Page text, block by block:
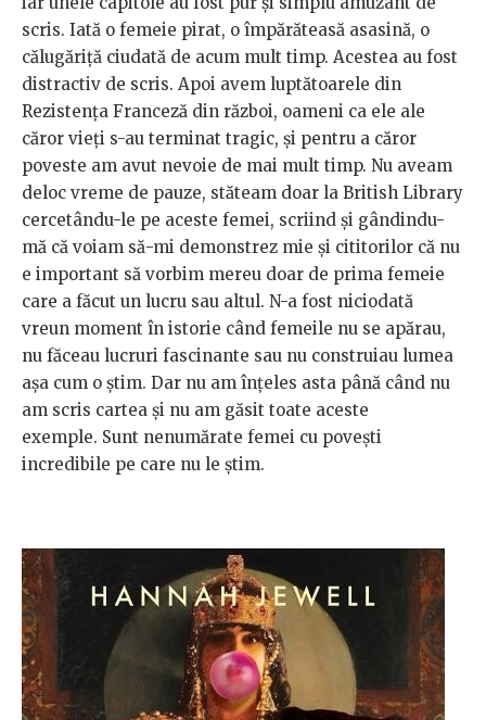
scris. Iată o femeie pirat, o împărăteasă asasină, o
călugăriță ciudată de acum mult timp. Acestea au fost
distractiv de scris. Apoi avem luptătoarele din
Rezistența Franceză din război, oameni ca ele ale
căror vieți s-au terminat tragic, și pentru a căror
poveste am avut nevoie de mai mult timp. Nu aveam
deloc vreme de pauze, stăteam doar la British Library
cercetându-le pe aceste femei, scriind și gândindu-
mă că voiam să-mi demonstrez mie și cititorilor că nu
e important să vorbim mereu doar de prima femeie
care a făcut un lucru sau altul. N-a fost niciodată
vreun moment în istorie când femeile nu se apărau,
nu făceau lucruri fascinante sau nu construiau lumea
așa cum o știm. Dar nu am înțeles asta până când nu
am scris cartea și nu am găsit toate aceste
exemple. Sunt nenumărate femei cu povești
incredibile pe care nu le știm.